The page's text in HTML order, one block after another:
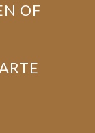
OF